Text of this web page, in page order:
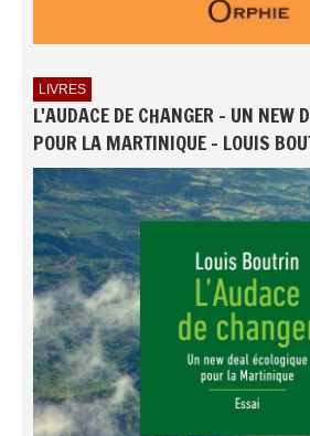
LIVRES
L'AUDACE DE CHANGER - UN NEW
POUR LA MARTINIQUE - LOUIS